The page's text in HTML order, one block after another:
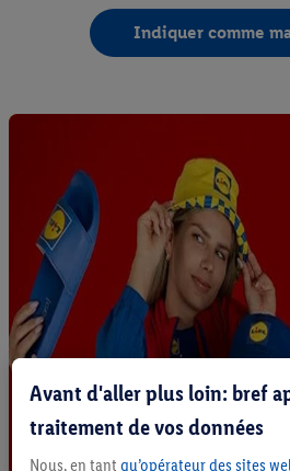
Indiquer comme
Avant d'aller plus loin: bref
traitement de vos données
Nous, en tant qu’opérateur des sites